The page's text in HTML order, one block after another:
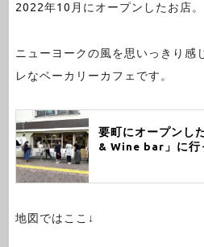
2022年10月にオープンしたお店。
ニューヨークの風を思いっきり感
レなベーカリーカフェです。
要町にオープン
& Wine bar」に行
地図ではここ↓